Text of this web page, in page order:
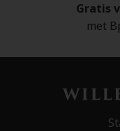
Gratis
met